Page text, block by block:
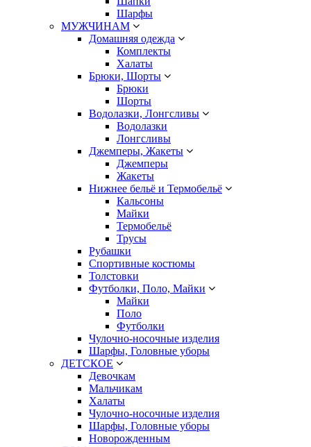
Шарфы
МУЖЧИНАМ
Домашняя одежда
Комплекты
Халаты
Брюки, Шорты
Брюки
Шорты
Водолазки, Лонгсливы
Водолазки
Лонгсливы
Джемперы, Жакеты
Джемперы
Жакеты
Нижнее бельё и Термобельё
Кальсоны
Майки
Термобельё
Трусы
Рубашки
Спортивные костюмы
Толстовки
Футболки, Поло, Майки
Майки
Поло
Футболки
Чулочно-носочные изделия
Шарфы, Головные уборы
ДЕТСКОЕ
Девочкам
Мальчикам
Халаты
Чулочно-носочные изделия
Шарфы, Головные уборы
Новорожденным